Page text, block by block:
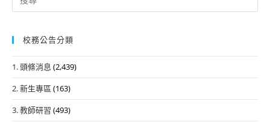
for:
校務公告分類
1. 頭條消息 (2,439)
2. 新生專區 (163)
3. 教師研習 (493)